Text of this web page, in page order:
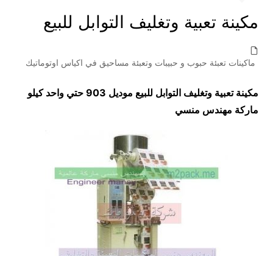
مكينة تعبية وتغليف التوابل للبيع
ماكينات تعبئة حبوب و حبيبات وتعبئة مساحيق في اكياس اوتوماتيك
مكينة تعبية وتغليف التوابل للبيع موديل 903 حتي واحد كيلو
ماركة مهندس منسي